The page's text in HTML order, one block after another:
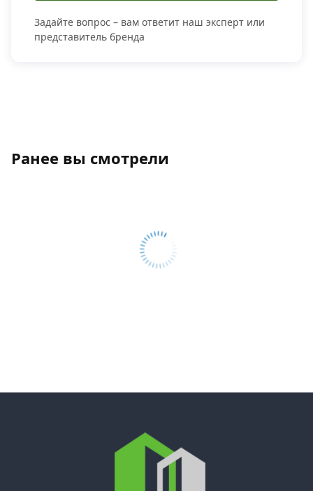
Задайте вопрос – вам ответит наш эксперт или
представитель бренда
Ранее вы смотрели